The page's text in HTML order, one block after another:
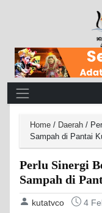
Main Navigation
Home / Daerah /
Sampah di Pantai
Perlu Sinergi
Sampah di
kutatvco 4